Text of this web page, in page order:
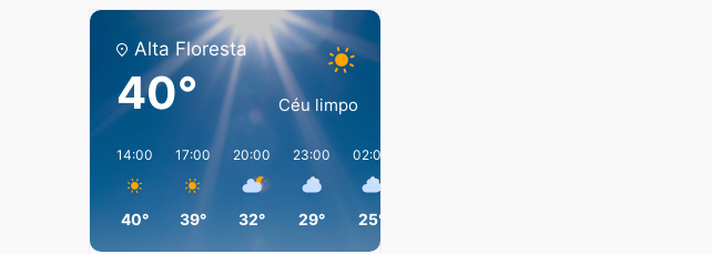
Alta Floresta
40° Céu limpo
14:00
40°
17:00
39°
20:00
32°
23:00
29°
02:00
25°